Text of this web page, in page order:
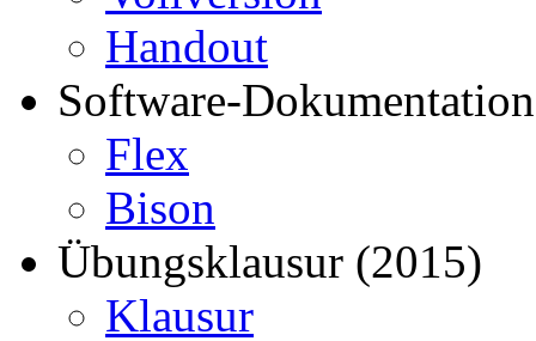
Handout
Software-Dokumentation
Flex
Bison
Übungsklausur (2015)
Klausur